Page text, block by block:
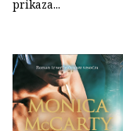
prikaza...